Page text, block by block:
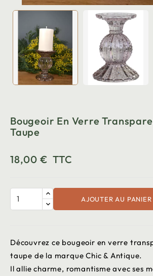
Bougeoir En Verre
Taupe
18,00 € TTC
AJOUTER AU PANIER
Découvrez ce bougeoir en verre
taupe de la marque Chic & Antique.
Il allie charme, romantisme avec ses